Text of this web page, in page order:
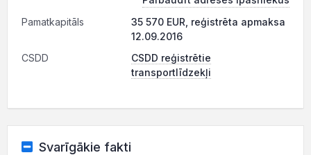
Pamatkapitāls
35 570 EUR, reģistrēta apmaksa
12.09.2016
CSDD
CSDD reģistrētie
transportlīdzekļi
Svarīgākie fakti